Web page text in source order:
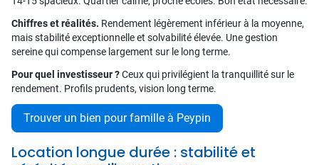
Chiffres et réalités. Rendement légèrement inférieur à la moyenne,
mais stabilité exceptionnelle et solvabilité élevée. Une gestion
sereine qui compense largement sur le long terme.
Pour quel investisseur ?Ceux qui privilégient la tranquillité sur le
rendement. Profils prudents, vision long terme.
Trouver un bien pour famille à Peypin
Location longue durée : stabilité et